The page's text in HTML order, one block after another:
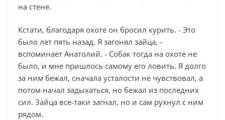
на стене.
Кстати, благодаря охоте он бросил курить. - Это
было лет пять назад. Я загонял зайца, -
вспоминает Анатолий. - Собак тогда на охоте не
было, и мне пришлось самому его ловить. Я долго
за ним бежал, сначала усталости не чувствовал, а
потом начал задыхаться, но бежал из последних
сил. Зайца все-таки загнал, но и сам рухнул с ним
рядом.